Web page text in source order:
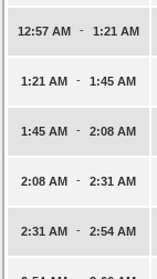
12:57 AM - 1:21 AM
1:21 AM - 1:45 AM
1:45 AM - 2:08 AM
2:08 AM - 2:31 AM
2:31 AM - 2:54 AM